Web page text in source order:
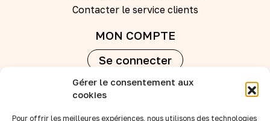
Gérer le consentement aux
cookies
Pour offrir les meilleures expériences, nous utilisons des technologies
Contacter le service clients
MON COMPTE
Se connecter
Créer un compte